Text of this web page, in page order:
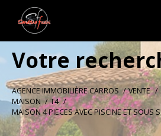
Votre recherc
AGENCE IMMOBILIÈRE CARROS VENTE
MAISON
T4
MAISON 4 PIECES AVEC PISCINE ET SOUS